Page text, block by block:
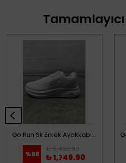
Go Run Sk Erkek Ayakkabı - Beyaz
%68
₺ 5,499.90
₺ 1,749.90